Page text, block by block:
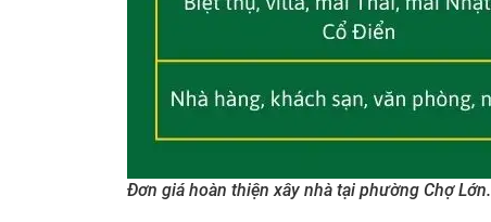
Đơn giá hoàn thiện xây nhà tại phường Chợ Lớn.